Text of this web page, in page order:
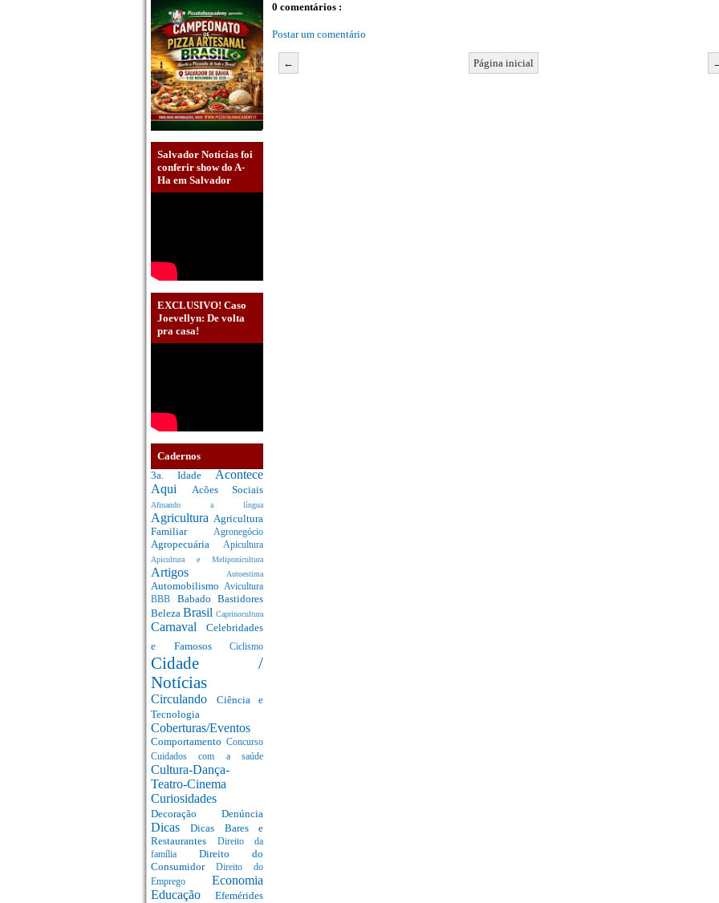
Salvador Notícias foi
conferir show do A-
Ha em Salvador
EXCLUSIVO! Caso
Joevellyn: De volta
pra casa!
Cadernos
3a. Idade Acontece
Aqui Acões Sociais
Afinando a língua
Agricultura Agricultura
Familiar Agronegócio
Agropecuária Apicultura
Apicultura e Meliponicultura
Artigos Autoestima
Automobilismo Avicultura
BBB Babado Bastidores
Beleza Brasil Caprinocultura
Carnaval Celebridades
e Famosos Ciclismo
Cidade /
Notícias
Circulando Ciência e
Tecnologia
Coberturas/Eventos
Comportamento Concurso
Cuidados com a saúde
Cultura-Dança-
Teatro-Cinema
Curiosidades
Decoração Denúncia
DicasDicas Bares e
Restaurantes
Direito da
família Direito do
Consumidor Direito do
Emprego Economia
Educação Efemérides
0 comentários :
Postar um comentário
← Página inicial